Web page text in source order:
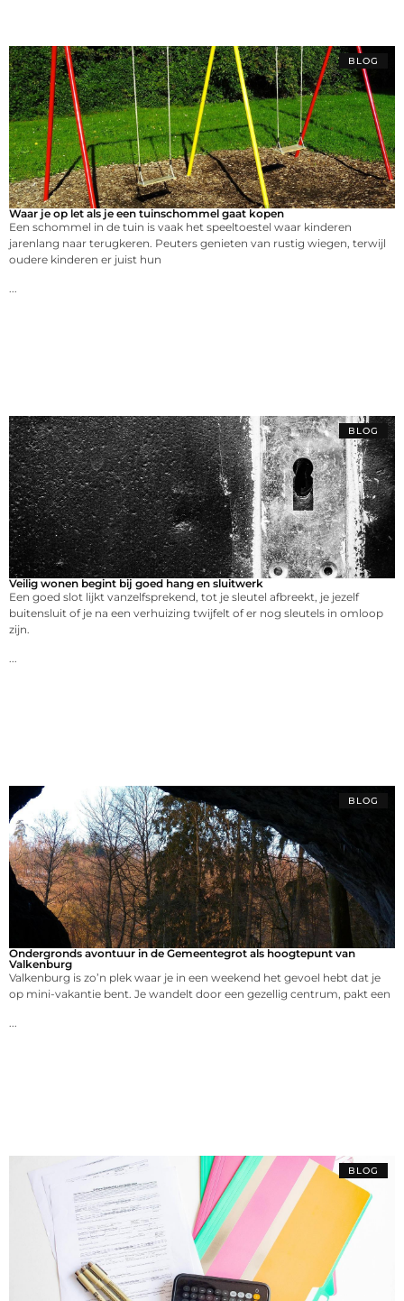
BLOG
Waar je op let als je een tuinschommel gaat kopen
Een schommel in de tuin is vaak het speeltoestel waar kinderen
jarenlang naar terugkeren. Peuters genieten van rustig wiegen, terwijl
oudere kinderen er juist hun
...
BLOG
Veilig wonen begint bij goed hang en sluitwerk
Een goed slot lijkt vanzelfsprekend, tot je sleutel afbreekt, je jezelf
buitensluit of je na een verhuizing twijfelt of er nog sleutels in omloop
zijn.
...
BLOG
Ondergronds avontuur in de Gemeentegrot als hoogtepunt van
Valkenburg
Valkenburg is zo’n plek waar je in een weekend het gevoel hebt dat je
op mini-vakantie bent. Je wandelt door een gezellig centrum, pakt een
...
BLOG